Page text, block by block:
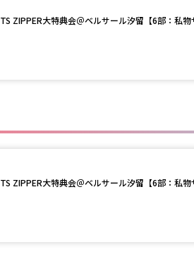
ZIPPER大特典会＠ベルサール汐留【6部：私
ZIPPER大特典会＠ベルサール汐留【6部：私